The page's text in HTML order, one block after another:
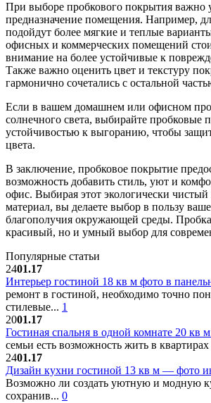
При выборе пробкового покрытия важно
предназначение помещения. Например,
подойдут более мягкие и теплые
офисных и коммерческих помещений
внимание на более устойчивые к
Также важно оценить цвет и текстуру
гармонично сочетались с остальной
Если в вашем домашнем или офисном
солнечного света, выбирайте пробковые
устойчивостью к выгоранию, чтобы
цвета.
В заключение, пробковое покрытие
возможность добавить стиль, уют и
офис. Выбирая этот экологически
материал, вы делаете выбор в пользу
благополучия окружающей среды.
красивый, но и умный выбор для
Популярные статьи
2401.17
Интерьер гостиной 18 кв м фото в
ремонт в гостиной, необходимо точно
стилевые... 1
2001.17
Гостиная спальня в одной комнате 20 кв
семьи есть возможность жить в
2401.17
Дизайн кухни гостиной 13 кв м — фото
Возможно ли создать уютную и модную
сохранив... 0